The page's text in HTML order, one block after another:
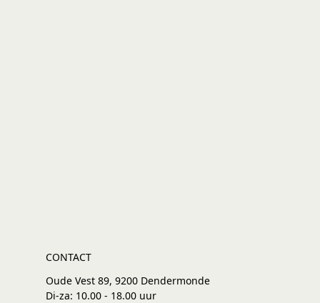
CONTACT
Oude Vest 89, 9200 Dendermonde
Di-za: 10.00 - 18.00 uur